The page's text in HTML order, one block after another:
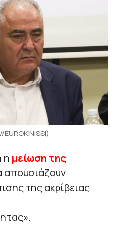
η μείωση της
απουσιάζουν
της ακρίβειας